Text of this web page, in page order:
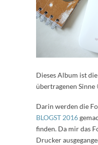
Dieses Album ist
übertragenen Sinne
Darin werden die
BLOGST 2016
finden. Da mir das
Drucker